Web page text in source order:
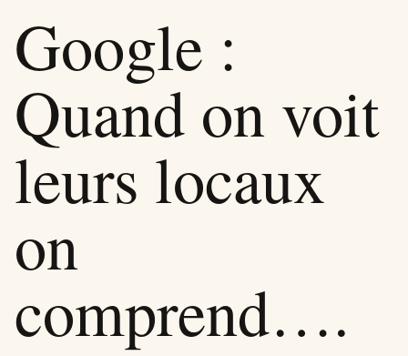
Google :
Quand on voit
leurs locaux
on
comprend….